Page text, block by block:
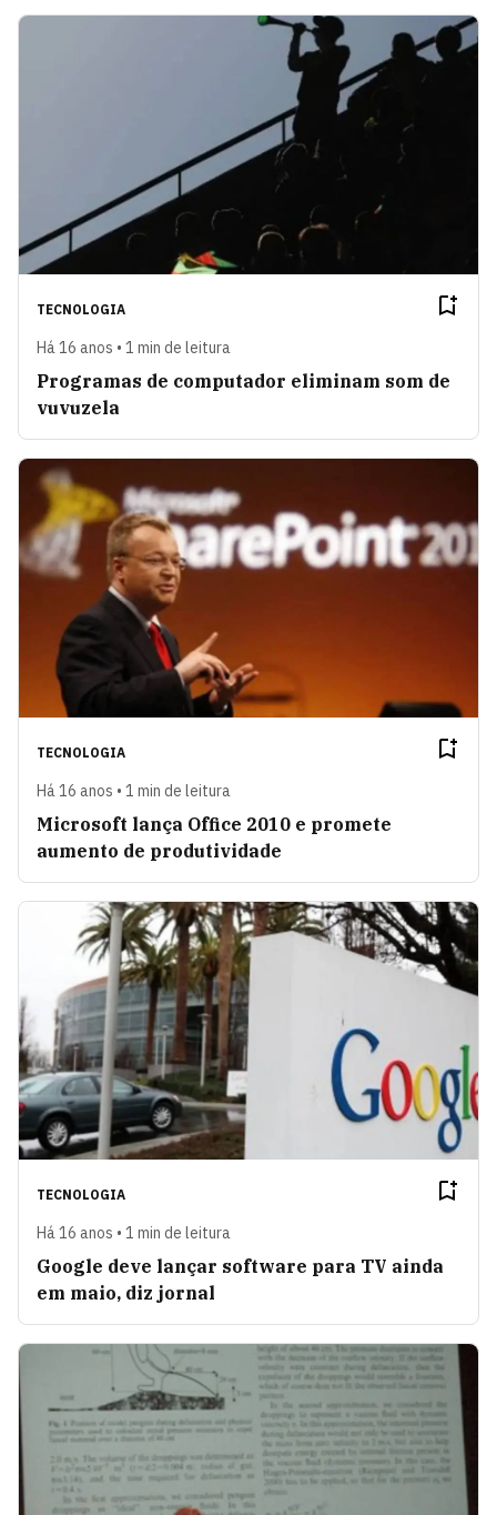
TECNOLOGIA
Há 16 anos • 1 min de leitura
Programas de computador eliminam som de
vuvuzela
TECNOLOGIA
Há 16 anos • 1 min de leitura
Microsoft lança Office 2010 e promete
aumento de produtividade
TECNOLOGIA
Há 16 anos • 1 min de leitura
Google deve lançar software para TV ainda
em maio, diz jornal